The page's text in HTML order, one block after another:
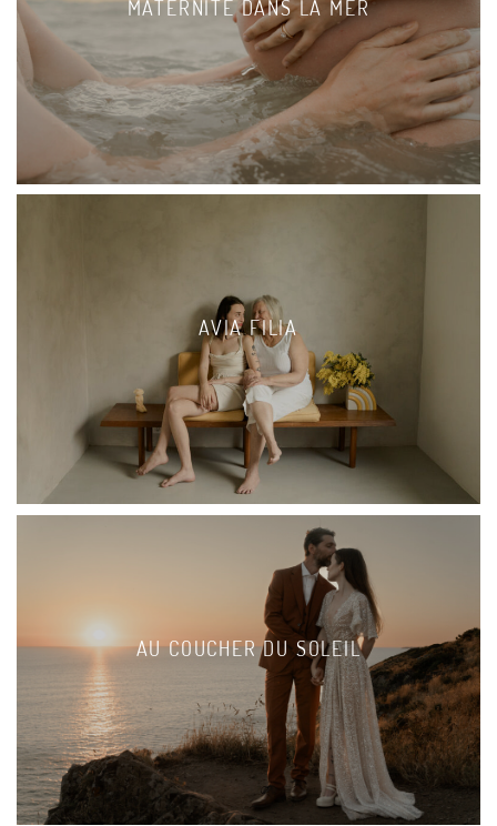
MATERNITÉ DANS LA MER
AVIA FILIA
AU COUCHER DU SOLEIL